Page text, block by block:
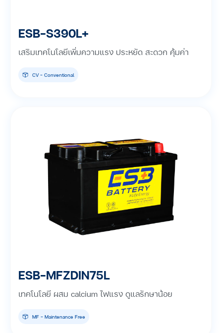
ESB-S390L+
เสริมเทคโนโลยีเพิ่มความแรง ประหยัด สะดวก คุ้มค่า
CV - Conventional
ESB-MFZDIN75L
เทคโนโลยี ผสม calcium ไฟแรง ดูแลรักษาน้อย
MF - Maintenance Free